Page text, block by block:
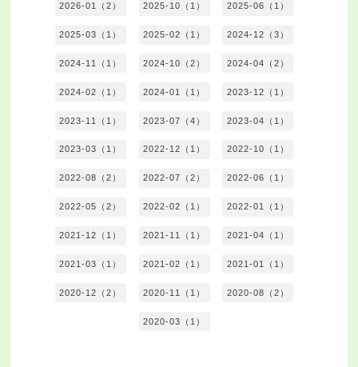
2026-01（2） 2025-10（1） 2025-06（1）
2025-03（1） 2025-02（1） 2024-12（3）
2024-11（1） 2024-10（2） 2024-04（2）
2024-02（1） 2024-01（1） 2023-12（1）
2023-11（1） 2023-07（4） 2023-04（1）
2023-03（1） 2022-12（1） 2022-10（1）
2022-08（2） 2022-07（2） 2022-06（1）
2022-05（2） 2022-02（1） 2022-01（1）
2021-12（1） 2021-11（1） 2021-04（1）
2021-03（1） 2021-02（1） 2021-01（1）
2020-12（2） 2020-11（1） 2020-08（2）
2020-03（1）